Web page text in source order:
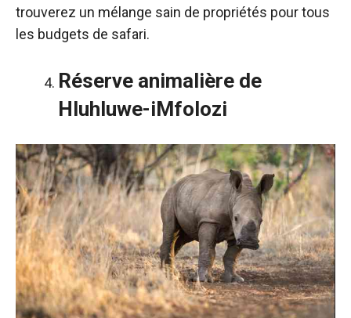
trouverez un mélange sain de propriétés pour tous
les budgets de safari.
Réserve animalière de
Hluhluwe-iMfolozi